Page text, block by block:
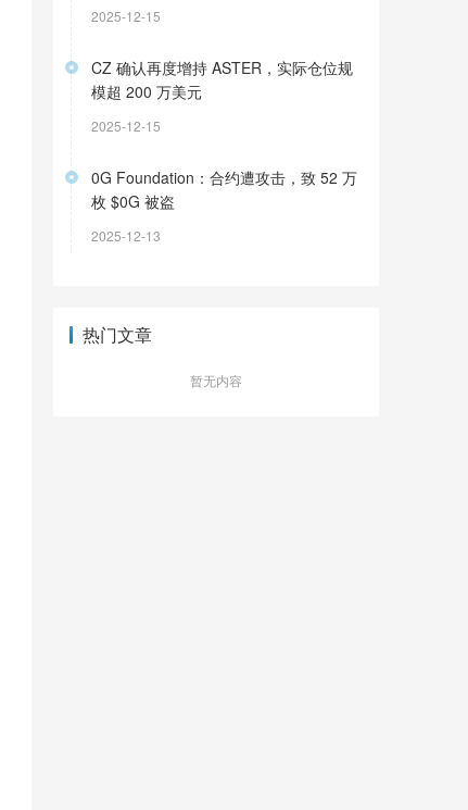
2025-12-15
CZ 确认再度增持 ASTER，实际仓位规
模超 200 万美元
2025-12-15
0G Foundation：合约遭攻击，致 52 万
枚 $0G 被盗
2025-12-13
热门文章
暂无内容